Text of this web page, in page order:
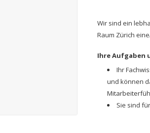
Wir sind ein
Raum Zürich
Ihre Aufgaben
Ihr
und können
Sie sind